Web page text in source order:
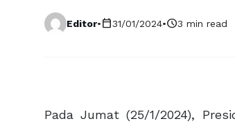
Editor•calendar_today31/01/2024•schedule3 min read
Pada Jumat (25/1/2024),